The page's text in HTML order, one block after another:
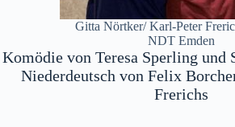
Gitta Nörtker/ Karl-Peter
NDT Emden
Komödie von Teresa Sperling und
Niederdeutsch von Felix
Frerichs